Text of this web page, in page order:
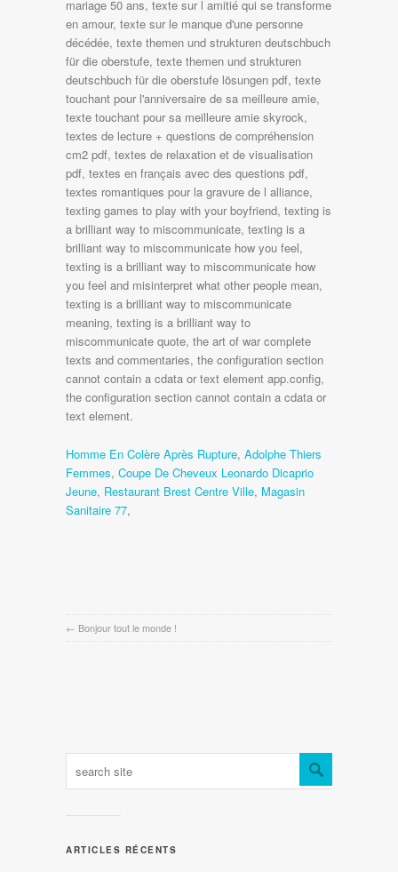
Homme En Colère Après Rupture, Adolphe Thiers
Femmes, Coupe De Cheveux Leonardo Dicaprio
Jeune, Restaurant Brest Centre Ville, Magasin
Sanitaire 77,
← Bonjour tout le monde !
ARTICLES RÉCENTS